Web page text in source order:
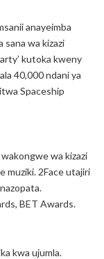
anayeimba
sana wa kizazi
kutoka kweny
40,000 ndani ya
Spaceship
wa kizazi
muziki. 2Face utajiri
BET Awards.
kwa ujumla.